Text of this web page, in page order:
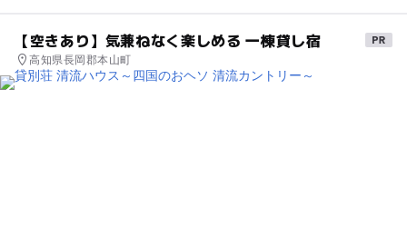
【空きあり】気兼ねなく楽しめる 一棟貸し宿
高知県長岡郡本山町